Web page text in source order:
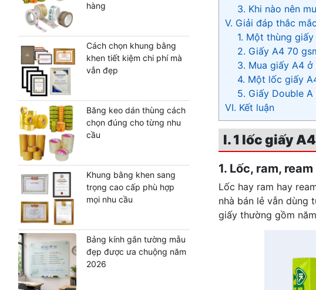
hàng
Cách chọn khung bằng
khen tiết kiệm chi phí mà
vẫn đẹp
Băng keo dán thùng cách
chọn đúng cho từng nhu
cầu
Khung bằng khen sang
trọng cao cấp phù hợp
mọi nhu cầu
Bảng kính gắn tường mẫu
đẹp được ưa chuộng năm
2026
3. Khi nào nên
V. Giải đáp thắc
1. Một thùng
2. Giấy A4 70
3. Mua giấy A4
4. Một lốc giấy
5. Giấy Double
VI. Kết luận
I. 1 lốc giấy
1. Lốc, ram,
Lốc hay ram hay
nhà bán lẻ vẫn dùng
giấy thường gồm